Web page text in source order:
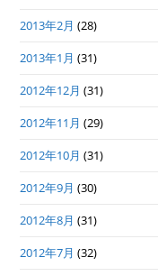
2013年2月 (28)
2013年1月 (31)
2012年12月 (31)
2012年11月 (29)
2012年10月 (31)
2012年9月 (30)
2012年8月 (31)
2012年7月 (32)